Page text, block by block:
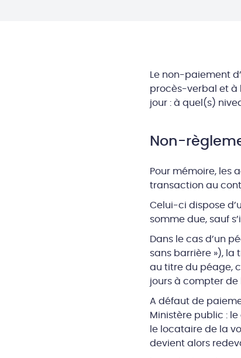
Le non-paiement
procès-verbal et à
jour : à quel(s)
Non-
Pour mémoire, les
transaction au
Celui-ci dispose
somme due, sauf
Dans le cas d’un
sans barrière »),
au titre du péage,
jours à compter de
A défaut de
Ministère public :
le locataire de la
devient alors